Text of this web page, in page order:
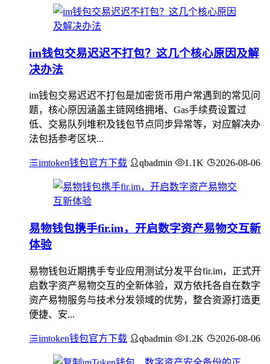
im钱包交易迟迟不打包？这几个核心原因及解
决办法
im钱包交易迟迟不打包是加密货币用户常遇到的常见问
题，核心原因涵盖主链网络拥堵、Gas手续费设置过
低、交易队列堆积及钱包节点同步异常等，对应解决办
法包括参考区块...
imtoken钱包官方下载 qbadmin 1.1K 2026-08-06
易物钱包携手fir.im，开启数字资产易物交互新
体验
易物钱包近期携手专业应用测试分发平台fir.im，正式开
启数字资产易物交互的全新体验，双方依托各自在数字
资产易物服务与技术分发领域的优势，整合资源打造更
便捷、安...
imtoken钱包官方下载 qbadmin 1.2K 2026-08-06